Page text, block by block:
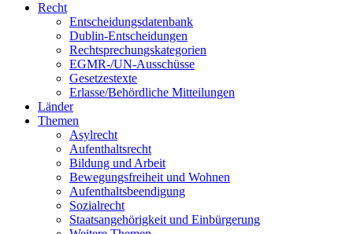
Recht
Entscheidungsdatenbank
Dublin-Entscheidungen
Rechtsprechungskategorien
EGMR-/UN-Ausschüsse
Gesetzestexte
Erlasse/Behördliche Mitteilungen
Länder
Themen
Asylrecht
Aufenthaltsrecht
Bildung und Arbeit
Bewegungsfreiheit und Wohnen
Aufenthaltsbeendigung
Sozialrecht
Staatsangehörigkeit und Einbürgerung